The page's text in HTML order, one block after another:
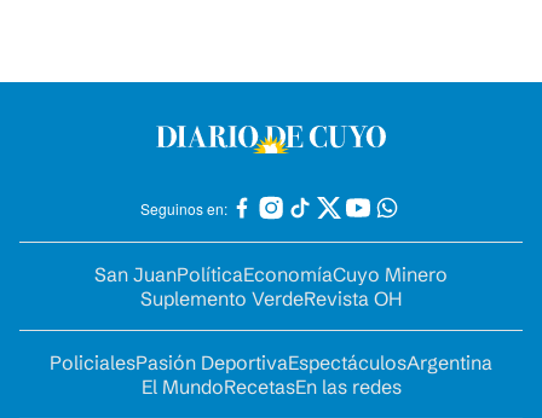
Seguinos en:
San JuanPolíticaEconomíaCuyo Minero
Suplemento VerdeRevista OH
PolicialesPasión DeportivaEspectáculosArgentina
El MundoRecetasEn las redes